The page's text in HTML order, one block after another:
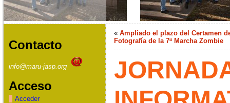
Contacto
info@maru-jasp.org
Acceso
Acceder
« Ampliado el plazo del Certamen
Fotografía de la 7ª Marcha Zombie